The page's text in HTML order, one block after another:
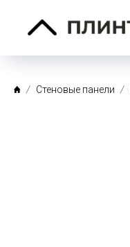
Стеновые панели